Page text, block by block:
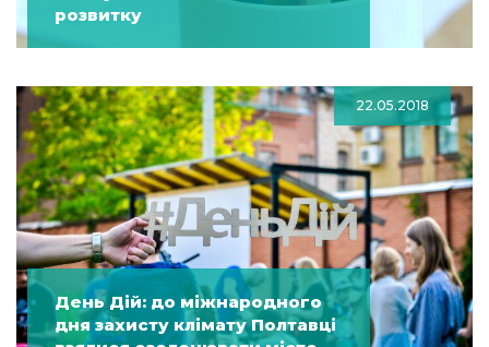
розвитку
22.05.2018
День Дій: до міжнародного
дня захисту клімату Полтавці